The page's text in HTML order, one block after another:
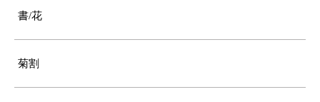
書/花
菊割